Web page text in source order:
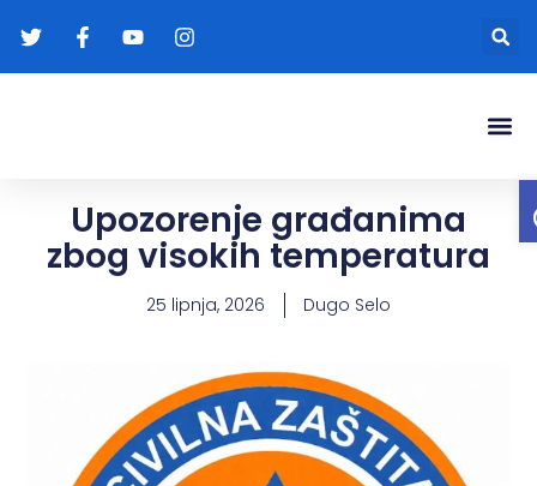
Upozorenje građanima
zbog visokih temperatura
25 lipnja, 2026 Dugo Selo